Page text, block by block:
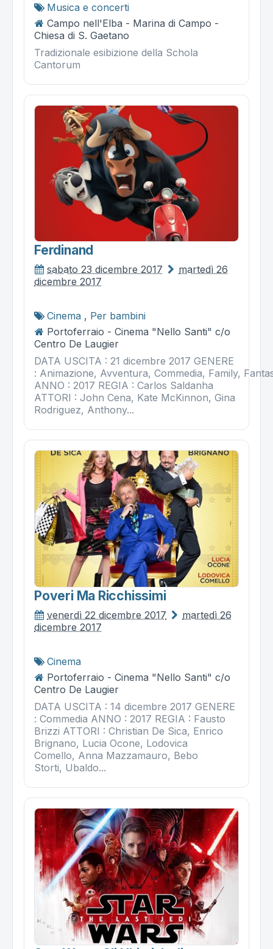
Musica e concerti
Campo nell'Elba - Marina di Campo -
Chiesa di S. Gaetano
Tradizionale esibizione della Schola
Cantorum
Ferdinand
sabato 23 dicembre 2017
martedì 26
dicembre 2017
Cinema , Per bambini
Portoferraio - Cinema "Nello Santi" c/o
Centro De Laugier
DATA USCITA : 21 dicembre 2017 GENERE
: Animazione, Avventura, Commedia, Family,
ANNO : 2017 REGIA : Carlos Saldanha
ATTORI : John Cena, Kate McKinnon, Gina
Rodriguez, Anthony...
Poveri Ma Ricchissimi
venerdì 22 dicembre 2017
martedì 26
dicembre 2017
Cinema
Portoferraio - Cinema "Nello Santi" c/o
Centro De Laugier
DATA USCITA : 14 dicembre 2017 GENERE
: Commedia ANNO : 2017 REGIA : Fausto
Brizzi ATTORI : Christian De Sica, Enrico
Brignano, Lucia Ocone, Lodovica
Comello, Anna Mazzamauro, Bebo
Storti, Ubaldo...